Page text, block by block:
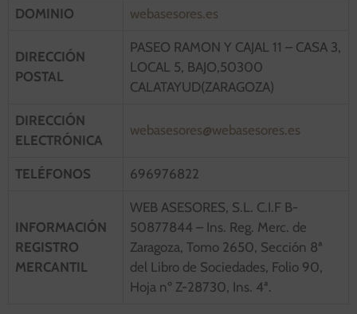
DOMINIO webasesores.es
DIRECCIÓN
POSTAL
PASEO RAMON Y CAJAL 11 – CASA 3,
LOCAL 5, BAJO,50300
CALATAYUD(ZARAGOZA)
DIRECCIÓN
ELECTRÓNICA
webasesores@webasesores.es
TELÉFONOS 696976822
INFORMACIÓN
REGISTRO
MERCANTIL
WEB ASESORES, S.L. C.I.F B-
50877844 – Ins. Reg. Merc. de
Zaragoza, Tomo 2650, Sección 8ª
del Libro de Sociedades, Folio 90,
Hoja nº Z-28730, Ins. 4ª.